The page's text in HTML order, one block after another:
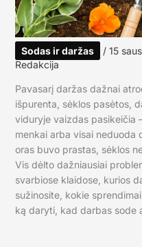
Sodas ir daržas / 15
Redakcija
Pavasarį daržas dažnai
išpurenta, sėklos pasėtos,
viduryje vaizdas pasikeičia
menkai arba visai neduoda
oras buvo prastas, sėklos
Vis dėlto dažniausiai
svarbiose klaidose, kurios
sužinosite, kokie
ką daryti, kad darbas sode